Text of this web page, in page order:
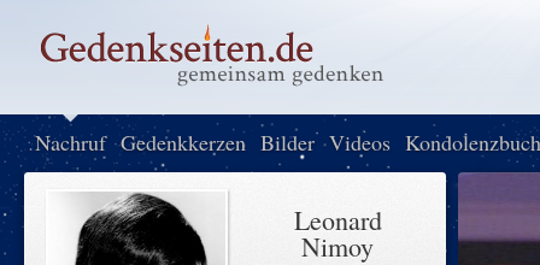
Nachruf Gedenkkerzen Bilder Videos Kondolenzbuch
Leonard
Nimoy